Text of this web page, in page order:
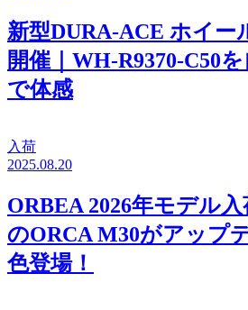
新型DURA-ACE ホイー
開催｜WH-R9370-C50
で体感
入荷
2025.08.20
ORBEA 2026年モデル
のORCA M30がアップ
色登場！